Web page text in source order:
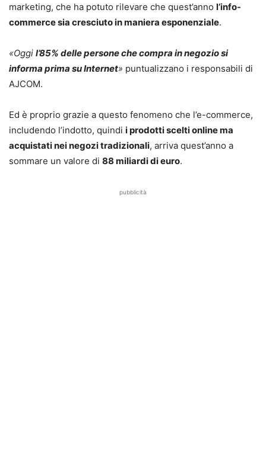
marketing, che ha potuto rilevare che quest’anno l’info-
commerce sia cresciuto in maniera esponenziale.
«Oggi l’85% delle persone che compra in negozio si
informa prima su Internet» puntualizzano i responsabili di
AJCOM.
Ed è proprio grazie a questo fenomeno che l’e-commerce,
includendo l’indotto, quindi i prodotti scelti online ma
acquistati nei negozi tradizionali, arriva quest’anno a
sommare un valore di 88 miliardi di euro.
pubblicità